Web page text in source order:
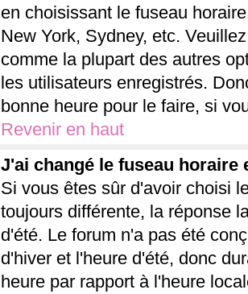
en choisissant le fuseau
New York, Sydney, etc.
comme la plupart des autres
les utilisateurs enregistrés.
bonne heure pour le faire, si
Revenir en haut
J'ai changé le fuseau
Si vous êtes sûr d'avoir choisi
toujours différente, la réponse
d'été. Le forum n'a pas été
d'hiver et l'heure d'été, donc
heure par rapport à l'heure